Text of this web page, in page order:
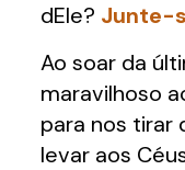
dEle? Junte-
Ao soar da
maravilhoso
para nos tirar
levar aos